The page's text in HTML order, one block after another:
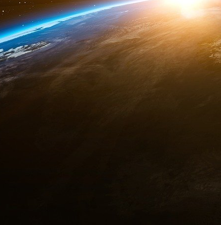
MmeTakaichi s’est consacrée à
document du parti LDP qui préconisait la
sécurité à 2 % du PIB. Elle est optimiste
et a souligné, après avoir remporté la
sur les accords de coopération trilatérale en
Sud, l’Australie et les Philippines. Takaichi et
dans leur position belliciste à l’égard de la